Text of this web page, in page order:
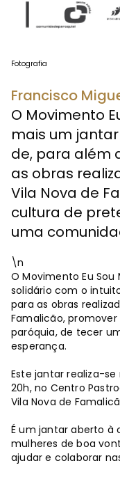
Fotografia
Francisco
O Movimento
mais um
de, para além
as obras
Vila Nova de
cultura de
uma
\n
O Movimento Eu
solidário com o
para as obras
Famalicão,
paróquia, de tecer
esperança.
Este jantar realiza-se
20h, no Centro
Vila Nova de
É um jantar aberto à
mulheres de boa
ajudar e colaborar